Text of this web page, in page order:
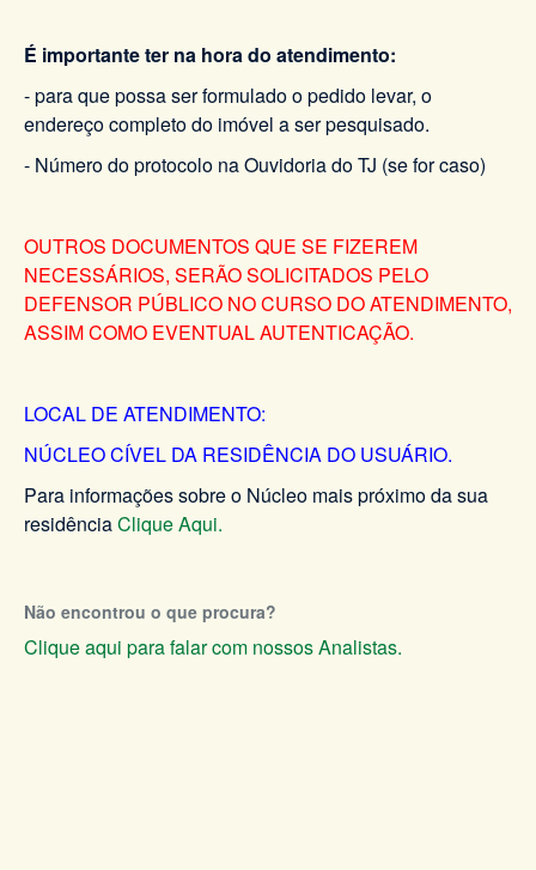
É importante ter na hora do atendimento:
- para que possa ser formulado o pedido levar, o
endereço completo do imóvel a ser pesquisado.
- Número do protocolo na Ouvidoria do TJ (se for caso)
OUTROS DOCUMENTOS QUE SE FIZEREM
NECESSÁRIOS, SERÃO SOLICITADOS PELO
DEFENSOR PÚBLICO NO CURSO DO ATENDIMENTO,
ASSIM COMO EVENTUAL AUTENTICAÇÃO.
LOCAL DE ATENDIMENTO:
NÚCLEO CÍVEL DA RESIDÊNCIA DO USUÁRIO.
Para informações sobre o Núcleo mais próximo da sua
residênciaClique Aqui.
Não encontrou o que procura?
Clique aqui para falar com nossos Analistas.